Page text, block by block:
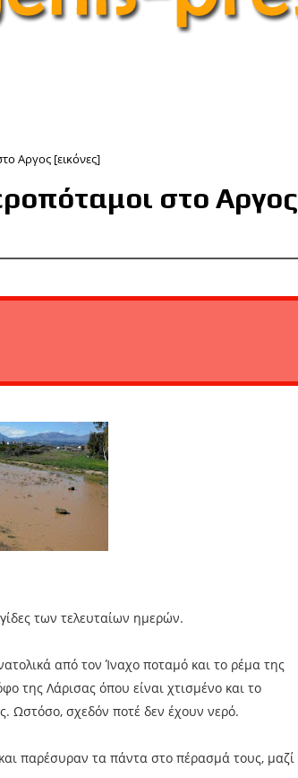
Αργος [εικόνες]
στο Αργος
των τελευταίων ημερών.
από τον Ίναχο ποταμό και το ρέμα της
της Λάρισας όπου είναι χτισμένο και το
Ωστόσο, σχεδόν ποτέ δεν έχουν νερό.
παρέσυραν τα πάντα στο πέρασμά τους, μαζί